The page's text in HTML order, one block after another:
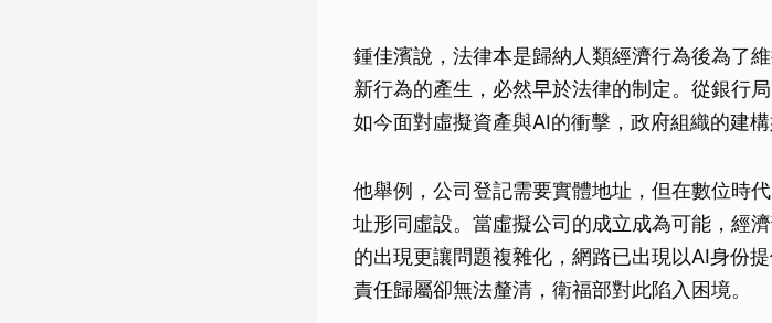
鍾佳濱說，法律本是歸納人類經濟行為後為了
新行為的產生，必然早於法律的制定。從銀行
如今面對虛擬資產與AI的衝擊，政府組織的建構
他舉例，公司登記需要實體地址，但在數位時
址形同虛設。當虛擬公司的成立成為可能，經
的出現更讓問題複雜化，網路已出現以AI身份
責任歸屬卻無法釐清，衛福部對此陷入困境。